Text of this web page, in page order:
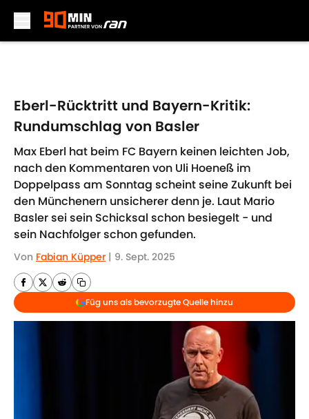
Eberl-Rücktritt und Bayern-Kritik:
Rundumschlag von Basler
Max Eberl hat beim FC Bayern keinen leichten Job,
nach den Kommentaren von Uli Hoeneß im
Doppelpass am Sonntag scheint seine Zukunft bei
den Münchenern unsicherer denn je. Laut Mario
Basler sei sein Schicksal schon besiegelt - und
sein Nachfolger schon gefunden.
Von Fabian Küpper | 9. Sept. 2025
Füg uns als bevorzugte Quelle hinzu